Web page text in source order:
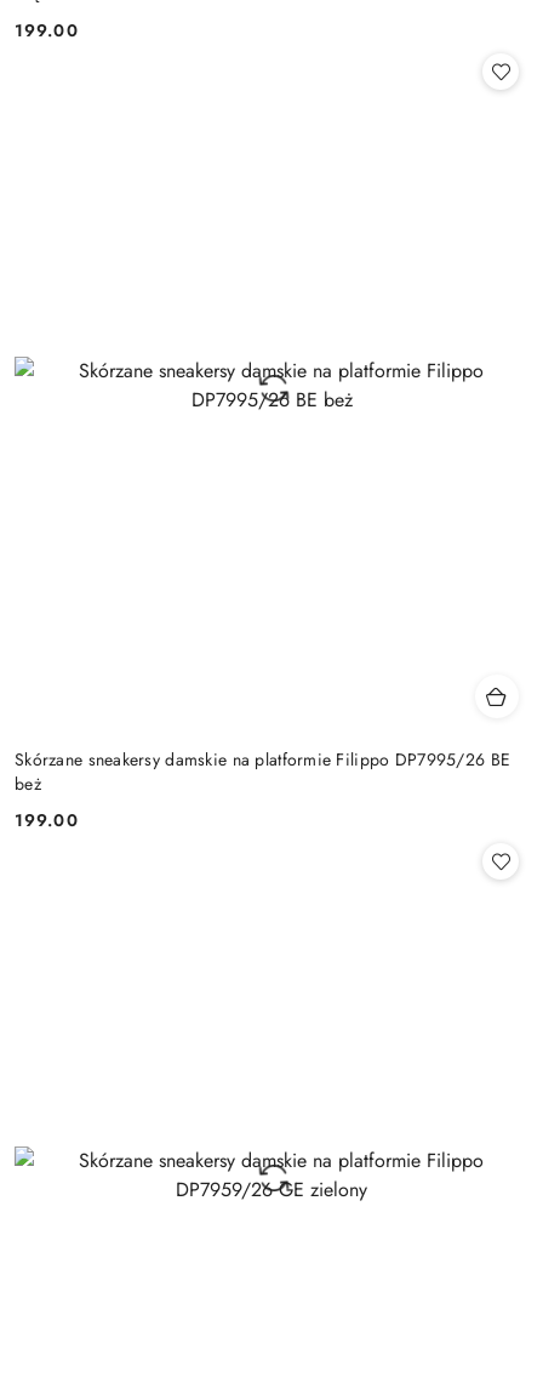
Cena:
199.00
Skórzane sneakersy damskie na platformie Filippo DP7995/26 BE
beż
Cena:
199.00